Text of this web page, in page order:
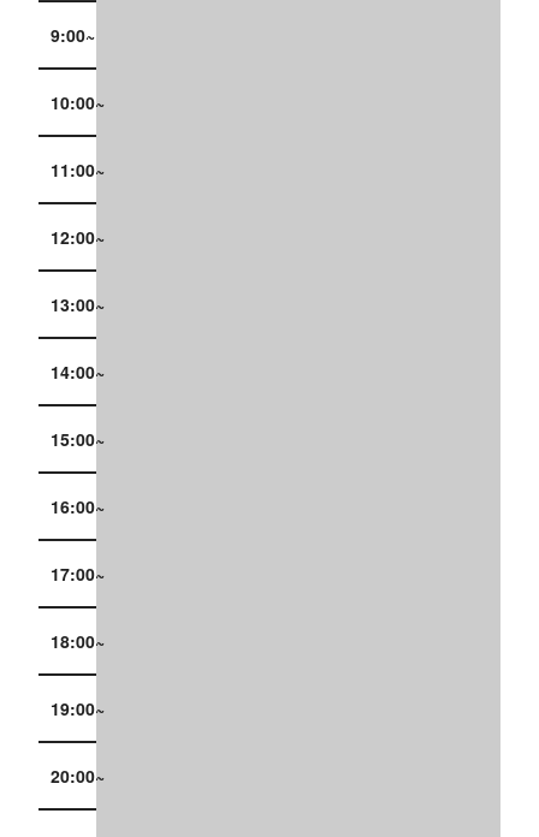
9:00~
10:00~
11:00~
12:00~
13:00~
14:00~
15:00~
16:00~
17:00~
18:00~
19:00~
20:00~